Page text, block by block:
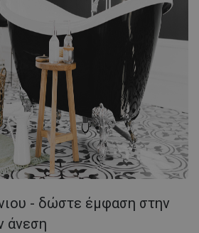
- δώστε έμφαση στην
άνεση